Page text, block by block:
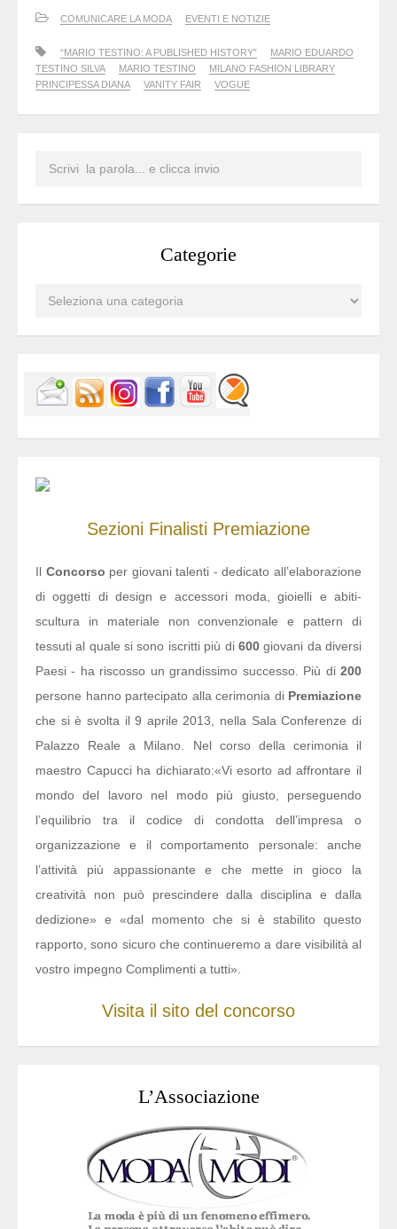
COMUNICARE LA MODA EVENTI E NOTIZIE
“MARIO TESTINO: A PUBLISHED HISTORY”
MARIO EDUARDO
TESTINO SILVA
MARIO TESTINO
MILANO FASHION LIBRARY
PRINCIPESSA DIANA
VANITY FAIR VOGUE
Categorie
Sezioni Finalisti Premiazione
Il Concorso per giovani talenti - dedicato all’elaborazione
di oggetti di design e accessori moda, gioielli e abiti-
scultura in materiale non convenzionale e pattern di
tessuti al quale si sono iscritti più di 600giovani da diversi
Paesi - ha riscosso un grandissimo successo. Più di 200
persone hanno partecipato alla cerimonia di Premiazione
che si è svolta il 9 aprile 2013, nella Sala Conferenze di
Palazzo Reale a Milano. Nel corso della cerimonia il
maestro Capucci ha dichiarato:«Vi esorto ad affrontare il
mondo del lavoro nel modo più giusto, perseguendo
l’equilibrio tra il codice di condotta dell’impresa o
organizzazione e il comportamento personale: anche
l’attività più appassionante e che mette in gioco la
creatività non può prescindere dalla disciplina e dalla
dedizione» e «dal momento che si è stabilito questo
rapporto, sono sicuro che continueremo a dare visibilità al
vostro impegno Complimenti a tutti».
Visita il sito del concorso
L’Associazione